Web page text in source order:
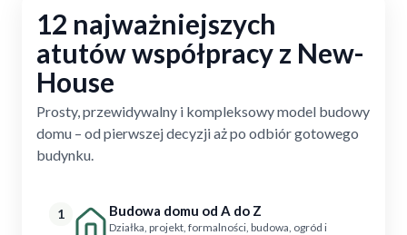
12 najważniejszych
atutów współpracy z New-
House
Prosty, przewidywalny i kompleksowy model budowy
domu – od pierwszej decyzji aż po odbiór gotowego
budynku.
1 Budowa domu od A do Z
Działka, projekt, formalności, budowa, ogród i